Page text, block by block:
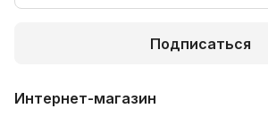
Подписаться
Интернет-магазин